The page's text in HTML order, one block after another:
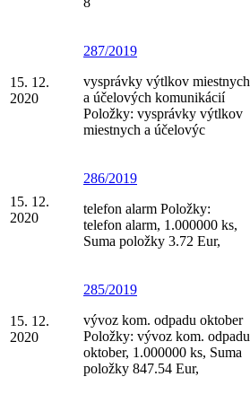
15. 12.
2020
287/2019
vysprávky výtlkov miestnych
a účelových komunikácií
Položky: vysprávky výtlkov
miestnych a účelovýc
15. 12.
2020
286/2019
telefon alarm Položky:
telefon alarm, 1.000000 ks,
Suma položky 3.72 Eur,
15. 12.
2020
285/2019
vývoz kom. odpadu oktober
Položky: vývoz kom. odpadu
oktober, 1.000000 ks, Suma
položky 847.54 Eur,